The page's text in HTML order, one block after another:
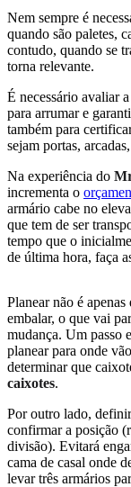
Nem sempre é
quando são paletes,
contudo, quando se
torna relevante.
É necessário avaliar a
para arrumar e
também para
sejam portas,
Na experiência do
incrementa o
armário cabe no
que tem de ser
tempo que o
de última hora, faça
Planear não é
embalar, o que vai
mudança. Um passo
planear para onde
determinar que
caixotes.
Por outro lado,
confirmar a posição
divisão). Evitará
cama de casal onde
levar três armários